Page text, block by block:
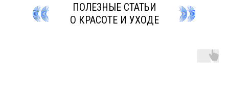
ПОЛЕЗНЫЕ СТАТЬИ
О КРАСОТЕ И УХОДЕ